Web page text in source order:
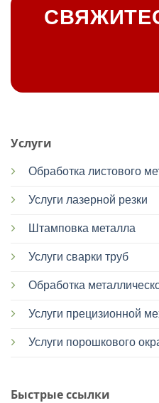
Услуги
Обработка листового
Услуги лазерной резки
Штамповка металла
Услуги сварки труб
Обработка
Услуги прецизионной
Услуги порошкового
Быстрые ссылки